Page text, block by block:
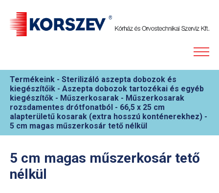
Termékeink - Sterilizáló aszepta dobozok és
kiegészítőik - Aszepta dobozok tartozékai és egyéb
kiegészítők - Műszerkosarak - Műszerkosarak
rozsdamentes drótfonatból - 66,5 x 25 cm
alapterületű kosarak (extra hosszú konténerekhez) -
5 cm magas műszerkosár tető nélkül
5 cm magas műszerkosár tető
nélkül